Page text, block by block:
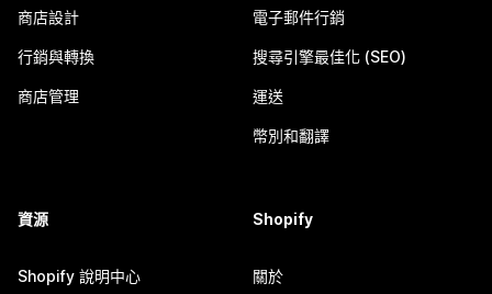
商店設計
行銷與轉換
商店管理
電子郵件行銷
搜尋引擎最佳化 (SEO)
運送
幣別和翻譯
資源
Shopify 說明中心
Shopify
關於